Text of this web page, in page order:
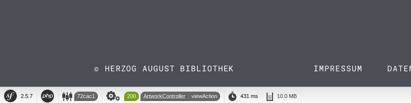
© HERZOG AUGUST BIBLIOTHEK IMPRESSUM
2.5.7 72cac1 200 ArtworkController viewAction 431 ms 10.0 MB